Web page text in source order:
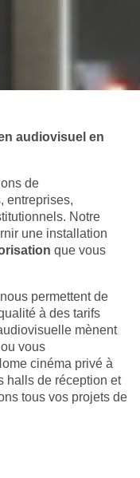
audiovisuel en
de
entreprises,
Notre
une installation
que vous
permettent de
à des tarifs
mènent
vous
cinéma privé à
halls de réception et
tous vos projets de